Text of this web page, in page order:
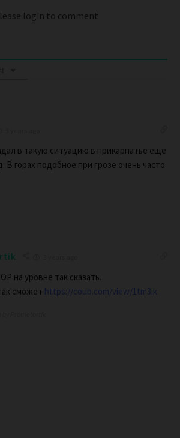
login to comment
в такую ситуацию в прикарпатье еще
В горах подобное при грозе очень часто
на уровне так сказать.
сможет https://coub.com/view/1tm3ik